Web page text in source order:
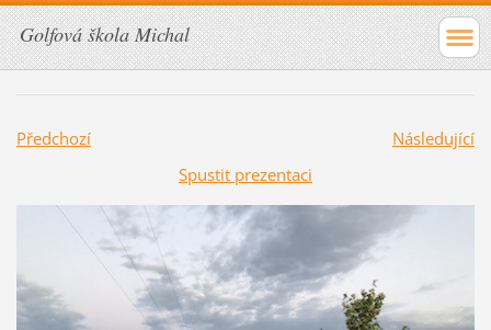
Golfová škola Michal
Předchozí
Následující
Spustit prezentaci